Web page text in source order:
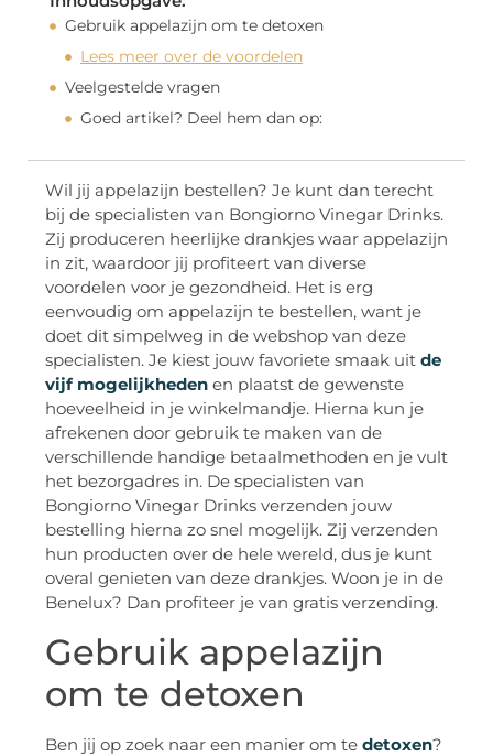
Gebruik appelazijn om te detoxen
Lees meer over de voordelen
Veelgestelde vragen
Goed artikel? Deel hem dan op:
Wil jij appelazijn bestellen? Je kunt dan terecht
bij de specialisten van Bongiorno Vinegar Drinks.
Zij produceren heerlijke drankjes waar appelazijn
in zit, waardoor jij profiteert van diverse
voordelen voor je gezondheid. Het is erg
eenvoudig om appelazijn te bestellen, want je
doet dit simpelweg in de webshop van deze
specialisten. Je kiest jouw favoriete smaak uit de
vijf mogelijkheden en plaatst de gewenste
hoeveelheid in je winkelmandje. Hierna kun je
afrekenen door gebruik te maken van de
verschillende handige betaalmethoden en je vult
het bezorgadres in. De specialisten van
Bongiorno Vinegar Drinks verzenden jouw
bestelling hierna zo snel mogelijk. Zij verzenden
hun producten over de hele wereld, dus je kunt
overal genieten van deze drankjes. Woon je in de
Benelux? Dan profiteer je van gratis verzending.
Gebruik appelazijn
om te detoxen
Ben jij op zoek naar een manier om te detoxen?